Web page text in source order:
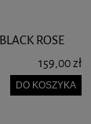
ROSE
159,00 zł
DO KOSZYKA